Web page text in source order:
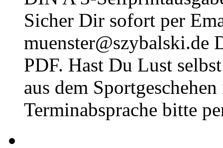
Sicher Dir sofort per
muenster@szybalski.de
PDF. Hast Du Lust
aus dem
Terminabsprache bitte